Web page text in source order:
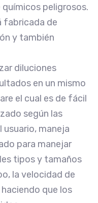
peligrosos.
fabricada de
y también
diluciones
en un mismo
el cual es de fácil
según las
usuario, maneja
para manejar
tipos y tamaños
la velocidad de
que los